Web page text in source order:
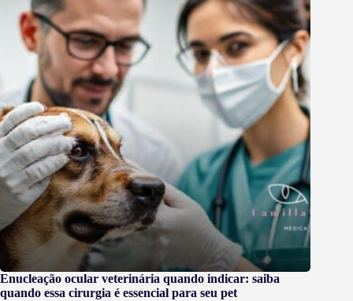
Enucleação ocular veterinária quando indicar: saiba
quando essa cirurgia é essencial para seu pet